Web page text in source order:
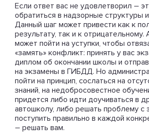
Если ответ вас не удовлетворил –
обратиться в надзорные структуры
Данный шаг может привести как к
результату, так и к отрицательному.
может пойти на уступки, чтобы
«замять» конфликт: принять у вас
диплом об окончании школы и
на экзамены в ГИБДД. Но
пойти на принцип, сослаться на
знаний, на недобросовестное
придется либо идти доучиваться в
автошколу, либо решать проблему с
поступить правильно в каждой
– решать вам.